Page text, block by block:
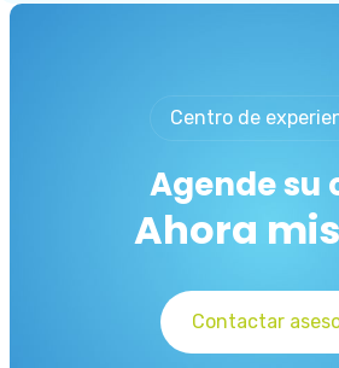
Centro de
Agende su
Ahora
Contactar